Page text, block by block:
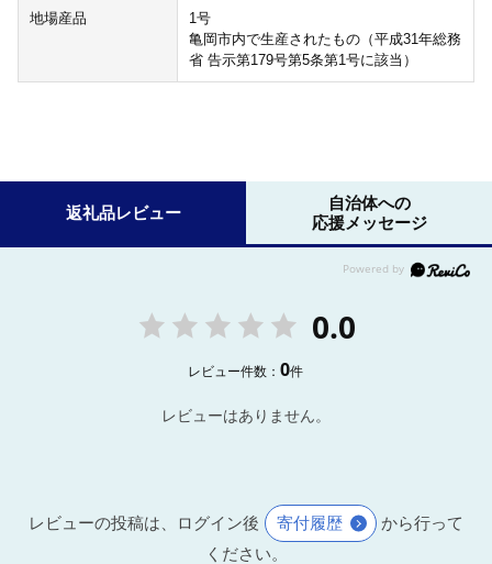
地場産品
1号
亀岡市内で生産されたもの（平成31年総務
省 告示第179号第5条第1号に該当）
返礼品レビュー
自治体への
応援メッセージ
0.0
レビュー件数：0件
レビューはありません。
レビューの投稿は、ログイン後 寄付履歴
から行って
ください。